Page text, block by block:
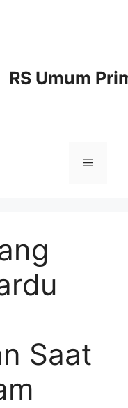
RS Umum
Menu
Saat